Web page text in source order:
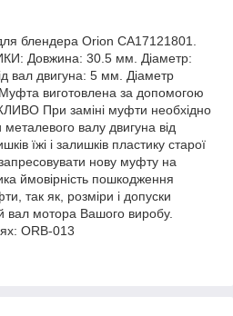
блендера Orion CA17121801.
Довжина: 30.5 мм. Діаметр:
вал двигуна: 5 мм. Діаметр
виготовлена за допомогою
При заміні муфти необхідно
валу двигуна від
їжі і залишків пластику старої
нову муфту на
ймовірність пошкодження
так як, розміри і допуски
вал мотора Вашого виробу.
ORB-013